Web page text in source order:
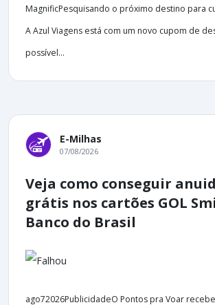
MagnificPesquisando o próximo destino para
A Azul Viagens está com um novo cupom de
possível...
E-Milhas
07/08/2026
Veja como conseguir
grátis nos cartões GOL
Banco do Brasil
ago72026PublicidadeO Pontos pra Voar